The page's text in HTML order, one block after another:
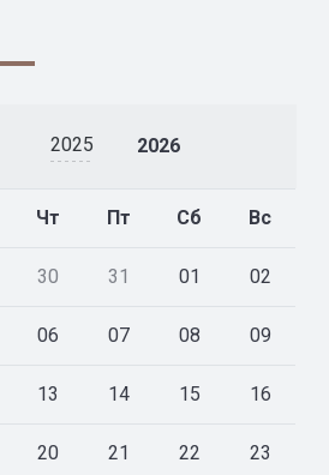
2025 2026
Чт Пт Сб Вс
30 31 01 02
06 07 08 09
13 14 15 16
20 21 22 23